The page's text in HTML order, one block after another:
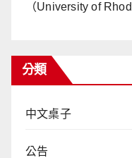
（University of
分類
中文桌子
公告